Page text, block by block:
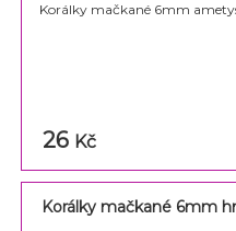
Korálky mačkané 6mm
26 Kč
Korálky mačkané 6mm